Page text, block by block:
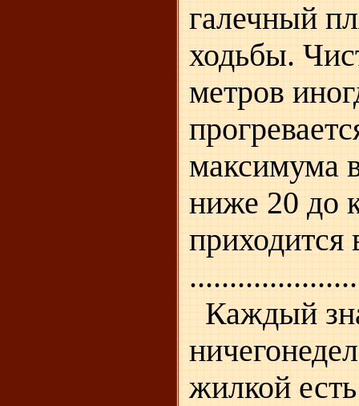
галечный
ходьбы.
метров
максимума
ниже 20 до
приходится
Каждый
жилкой